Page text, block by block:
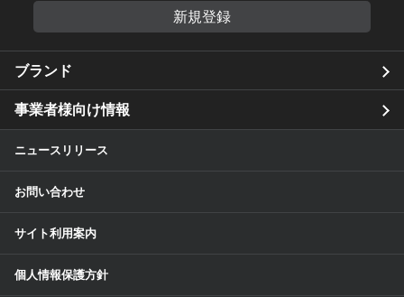
新規登録
ブランド
事業者様向け情報
ニュースリリース
お問い合わせ
サイト利用案内
個人情報保護方針